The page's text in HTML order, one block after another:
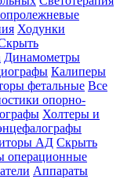
Ходунки
Динамометры
Калиперы
фетальные Все
опорно-
Холтеры и
АД Скрыть
операционные
Аппараты